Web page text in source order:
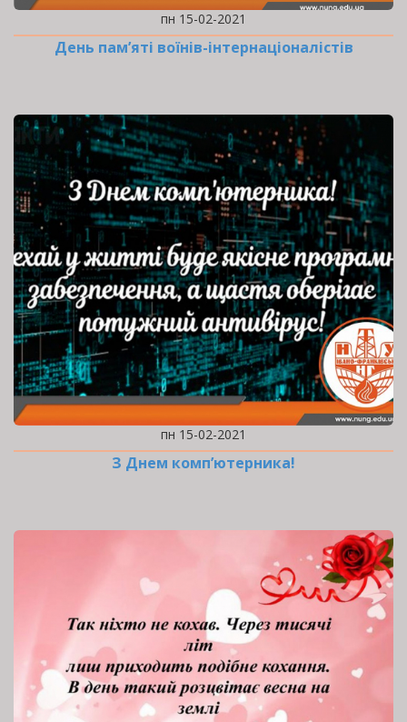
пн 15-02-2021
День пам’яті воїнів-інтернаціоналістів
пн 15-02-2021
З Днем комп’ютерника!